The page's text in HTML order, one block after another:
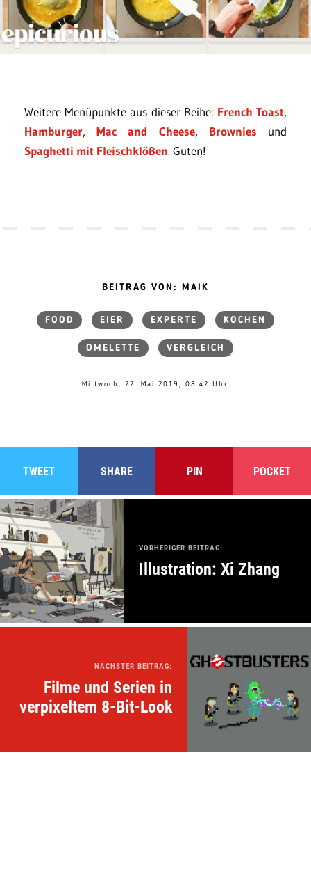
Weitere Menüpunkte aus dieser Reihe: French Toast,
Hamburger,Mac and Cheese, Brownies und
Spaghetti mit Fleischklößen. Guten!
BEITRAG VON: MAIK
FOOD EIER EXPERTE KOCHEN
OMELETTE VERGLEICH
Mittwoch, 22. Mai 2019, 08:42 Uhr
TWEET SHARE PIN POCKET
VORHERIGER BEITRAG:
Illustration: Xi Zhang
NÄCHSTER BEITRAG:
Filme und Serien in
verpixeltem 8-Bit-Look